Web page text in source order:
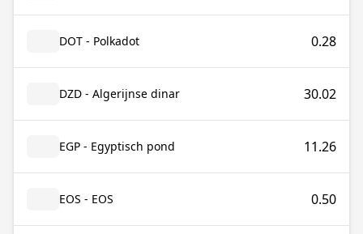
DOT - Polkadot 0.28
DZD - Algerijnse dinar 30.02
EGP - Egyptisch pond 11.26
EOS - EOS 0.50